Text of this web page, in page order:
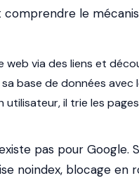
le
via des liens et
base de données avec
il trie les
pas pour Google.
noindex, blocage en